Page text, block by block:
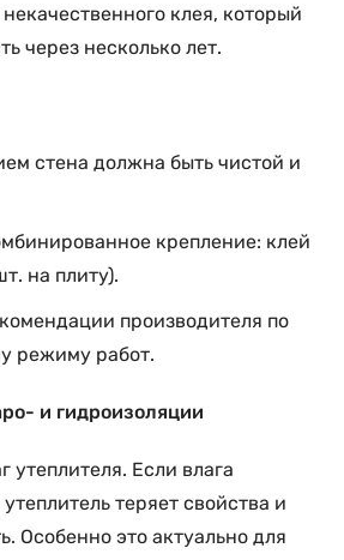
клея, который
через несколько лет.
стена должна быть чистой и
крепление: клей
на плиту).
производителя по
режиму работ.
и гидроизоляции
утеплителя. Если влага
теряет свойства и
Особенно это актуально для